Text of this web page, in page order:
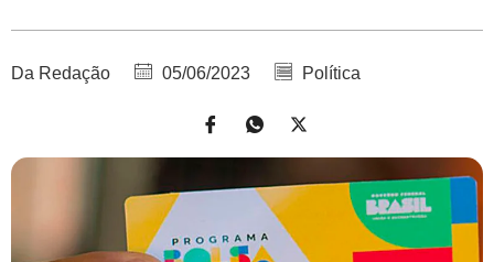
Da Redação 05/06/2023 Política